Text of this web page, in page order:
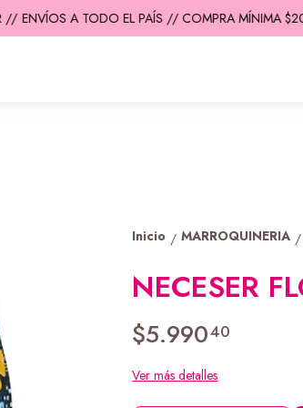
ENVÍOS A TODO EL PAÍS // COMPRA MÍNIMA
Inicio / MARROQUINERIA /
NECESER
$5.99040
Ver más detalles